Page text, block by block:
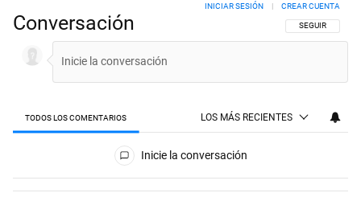
Conversación SIGA ESTA
SEGUIR
INICIAR SESIÓN | CREAR CUENTA
TODOS LOS COMENTARIOS LOS MÁS RECIENTES
Inicie la conversación